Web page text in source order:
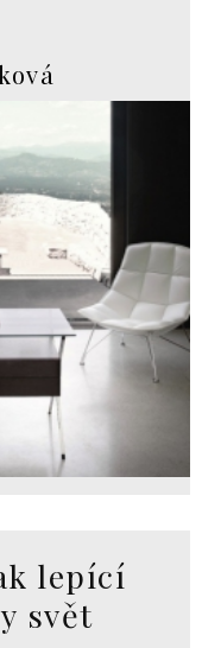
lepící
svět